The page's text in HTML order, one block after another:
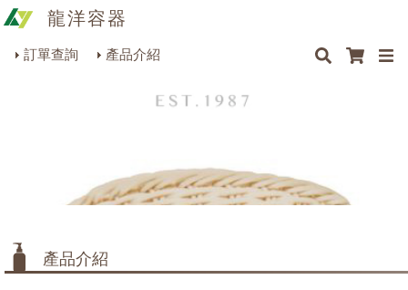
龍洋容器
訂單查詢
產品介紹
生活雜貨系列
美容用品系列
最新消息 聯絡我們
產品介紹
(10)